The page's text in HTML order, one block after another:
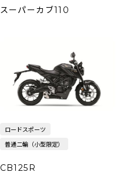
スーパーカブ110
ロードスポーツ
普通二輪（小型限定）
CB125R